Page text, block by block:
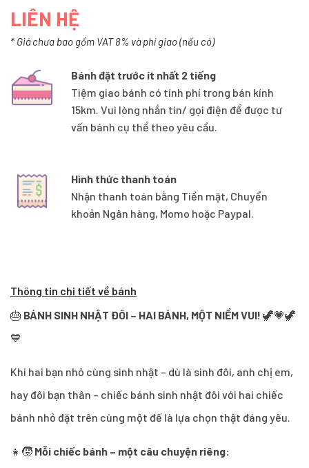
LIÊN HỆ
* Giá chưa bao gồm VAT 8% và phí giao (nếu có)
Bánh đặt trước ít nhất 2 tiếng
Tiệm giao bánh có tính phí trong bán kính
15km. Vui lòng nhắn tin/ gọi điện để được tư
vấn bánh cụ thể theo yêu cầu.
Hình thức thanh toán
Nhận thanh toán bằng Tiền mặt, Chuyển
khoản Ngân hàng, Momo hoặc Paypal.
Thông tin chi tiết về bánh
🎂 BÁNH SINH NHẬT ĐÔI – HAI BÁNH, MỘT NIỀM VUI! 🦖💗🦖
💙
Khi hai bạn nhỏ cùng sinh nhật – dù là sinh đôi, anh chị em,
hay đôi bạn thân – chiếc bánh sinh nhật đôi với hai chiếc
bánh nhỏ đặt trên cùng một đế là lựa chọn thật đáng yêu.
👧🧒 Mỗi chiếc bánh – một câu chuyện riêng: